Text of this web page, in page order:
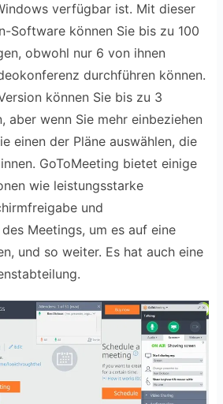
verfügbar ist. Mit dieser
Software können Sie bis zu 100
obwohl nur 6 von ihnen
durchführen können.
können Sie bis zu 3
aber wenn Sie mehr einbeziehen
einen der Pläne auswählen, die
GoToMeeting bietet einige
wie leistungsstarke
und
Meetings, um es auf eine
und so weiter. Es hat auch eine